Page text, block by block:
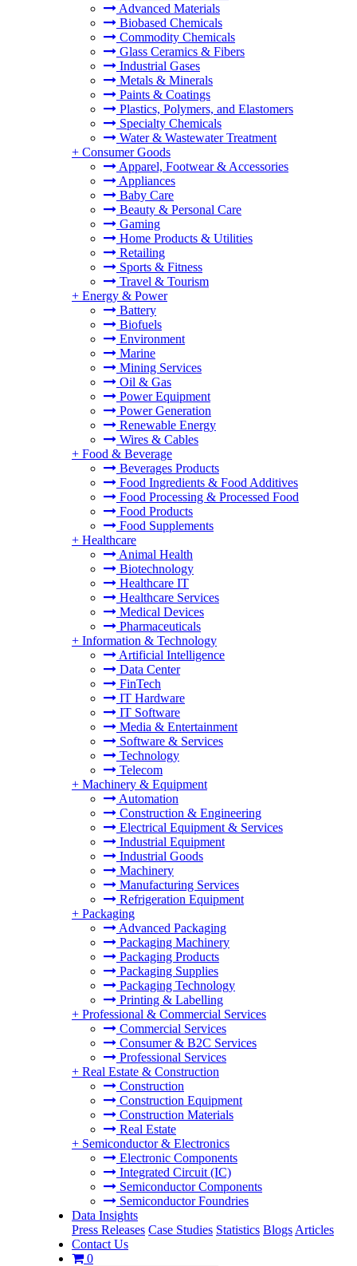
Advanced Materials
Biobased Chemicals
Commodity Chemicals
Glass Ceramics & Fibers
Industrial Gases
Metals & Minerals
Paints & Coatings
Plastics, Polymers, and Elastomers
Specialty Chemicals
Water & Wastewater Treatment
+ Consumer Goods
Apparel, Footwear & Accessories
Appliances
Baby Care
Beauty & Personal Care
Gaming
Home Products & Utilities
Retailing
Sports & Fitness
Travel & Tourism
+ Energy & Power
Battery
Biofuels
Environment
Marine
Mining Services
Oil & Gas
Power Equipment
Power Generation
Renewable Energy
Wires & Cables
+ Food & Beverage
Beverages Products
Food Ingredients & Food Additives
Food Processing & Processed Food
Food Products
Food Supplements
+ Healthcare
Animal Health
Biotechnology
Healthcare IT
Healthcare Services
Medical Devices
Pharmaceuticals
+ Information & Technology
Artificial Intelligence
Data Center
FinTech
IT Hardware
IT Software
Media & Entertainment
Software & Services
Technology
Telecom
+ Machinery & Equipment
Automation
Construction & Engineering
Electrical Equipment & Services
Industrial Equipment
Industrial Goods
Machinery
Manufacturing Services
Refrigeration Equipment
+ Packaging
Advanced Packaging
Packaging Machinery
Packaging Products
Packaging Supplies
Packaging Technology
Printing & Labelling
+ Professional & Commercial Services
Commercial Services
Consumer & B2C Services
Professional Services
+ Real Estate & Construction
Construction
Construction Equipment
Construction Materials
Real Estate
+ Semiconductor & Electronics
Electronic Components
Integrated Circuit (IC)
Semiconductor Components
Semiconductor Foundries
Data Insights
Press Releases Case Studies Statistics Blogs Articles
Contact Us
0